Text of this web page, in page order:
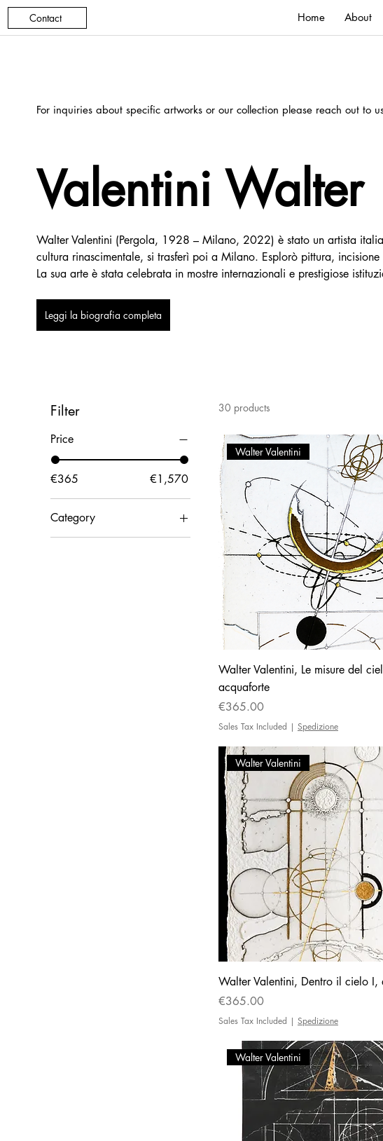
Contact Home About
For inquiries about specific artworks or our collection please reach out to
Walter Valentini (Pergola, 1928 – Milano, 2022) è stato un artista
cultura rinascimentale, si trasferì poi a Milano. Esplorò pittura,
La sua arte è stata celebrata in mostre internazionali e prestigiose
Leggi la biografia completa
Valentini Walter
Filter
Price
€365 €1,570
Category
Print
30 products
Walter Valentini
Walter Valentini, Le misure del
acquaforte
Price
€365.00
Sales Tax Included | Spedizione
Walter Valentini
Walter Valentini, Dentro il cielo I,
Price
€365.00
Sales Tax Included | Spedizione
Walter Valentini